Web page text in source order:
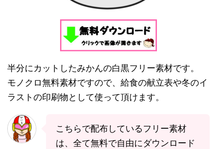
半分にカットしたみかんの白黒フリー素材です。
モノクロ無料素材ですので、給食の献立表や冬のイ
ラストの印刷物として使って頂けます。
こちらで配布しているフリー素材
は、全て無料で自由にダウンロード